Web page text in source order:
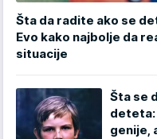
Šta da radite ako se
Evo kako najbolje da
situacije
Šta se
deteta:
genije,